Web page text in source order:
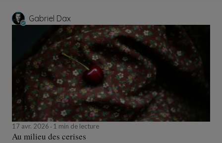
Gabriel Dax
17 avr. 2026 1 min de lecture
Au milieu des cerises